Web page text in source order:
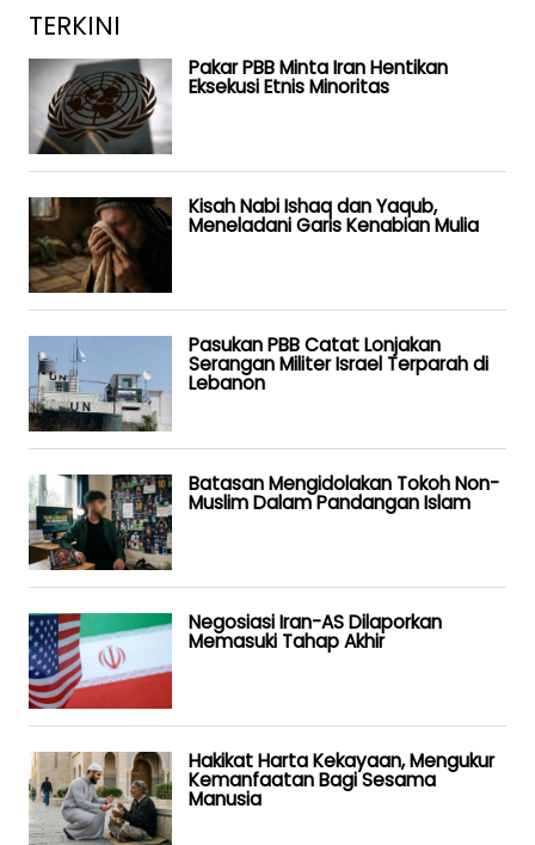
TERKINI
Pakar PBB Minta Iran Hentikan
Eksekusi Etnis Minoritas
Kisah Nabi Ishaq dan Yaqub,
Meneladani Garis Kenabian Mulia
Pasukan PBB Catat Lonjakan
Serangan Militer Israel Terparah di
Lebanon
Batasan Mengidolakan Tokoh Non-
Muslim Dalam Pandangan Islam
Negosiasi Iran-AS Dilaporkan
Memasuki Tahap Akhir
Hakikat Harta Kekayaan, Mengukur
Kemanfaatan Bagi Sesama
Manusia